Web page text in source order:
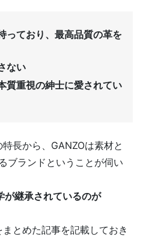
っており、最高品質の革を
ない
質重視の紳士に愛されてい
長から、GANZOは素材と
ブランドということが伺い
が継承されているのが
とめた記事を記載しておき